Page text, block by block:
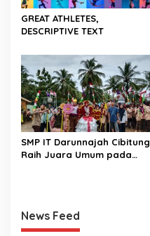
GREAT ATHLETES,
DESCRIPTIVE TEXT
SMP IT Darunnajah Cibitung
Raih Juara Umum pada
News Feed